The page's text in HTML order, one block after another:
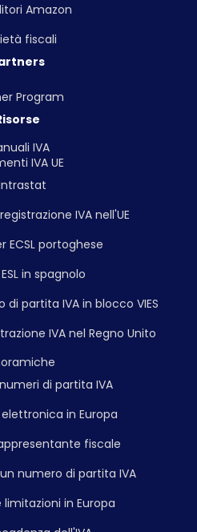
Amazon
fiscali
Program
IVA
IVA UE
IVA nell'UE
ECSL portoghese
in spagnolo
partita IVA in blocco VIES
IVA nel Regno Unito
di partita IVA
in Europa
fiscale
numero di partita IVA
in Europa